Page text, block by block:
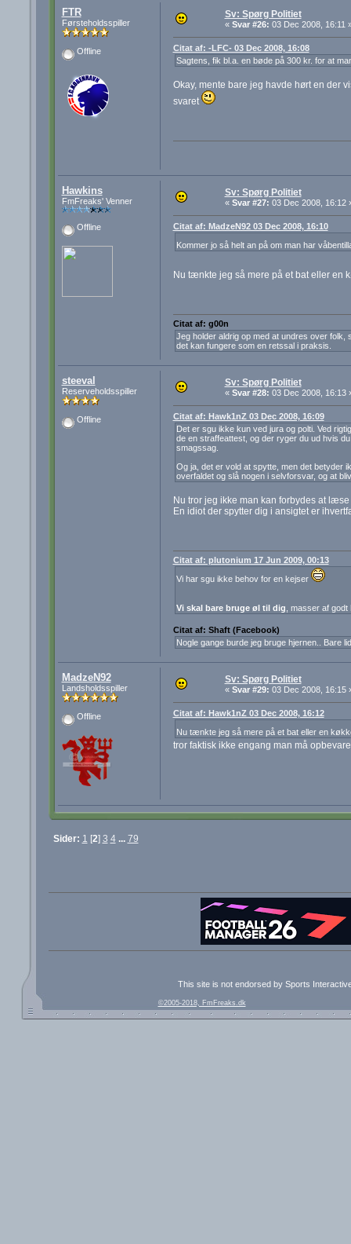
FTR
Førsteholdsspiller
Offline
Sv: Spørg Politiet
« Svar #26: 03 Dec 2008, 16:11
Citat af: -LFC- 03 Dec 2008, 16:08
Sagtens, fik bl.a. en bøde på 300 kr. for at
Okay, mente bare jeg havde hørt en der
svaret
Hawkins
FmFreaks' Venner
Offline
Sv: Spørg Politiet
« Svar #27: 03 Dec 2008, 16:12
Citat af: MadzeN92 03 Dec 2008, 16:10
Kommer jo så helt an på om man har
Nu tænkte jeg så mere på et bat eller en
Citat af: g00n
Jeg holder aldrig op med at undres over folk,
det kan fungere som en retssal i praksis.
steeval
Reserveholdsspiller
Offline
Sv: Spørg Politiet
« Svar #28: 03 Dec 2008, 16:13
Citat af: Hawk1nZ 03 Dec 2008, 16:09
Det er sgu ikke kun ved jura og polti. Ved
de en straffeattest, og der ryger du ud hvis
smagssag.
Og ja, det er vold at spytte, men det betyder
overfaldet og slå nogen i selvforsvar, og at
Nu tror jeg ikke man kan forbydes at
En idiot der spytter dig i ansigtet er
Citat af: plutonium 17 Jun 2009, 00:13
Vi har sgu ikke behov for en kejser
Vi skal bare bruge øl til dig , masser af
Citat af: Shaft (Facebook)
Nogle gange burde jeg bruge hjernen.. Bare
MadzeN92
Landsholdsspiller
Offline
Sv: Spørg Politiet
« Svar #29: 03 Dec 2008, 16:15
Citat af: Hawk1nZ 03 Dec 2008, 16:12
Nu tænkte jeg så mere på et bat eller en
tror faktisk ikke engang man må
Sider: 1 [2] 3 4 ... 79
This site is not endorsed by Sports
©2005-2018, FmFreaks.dk